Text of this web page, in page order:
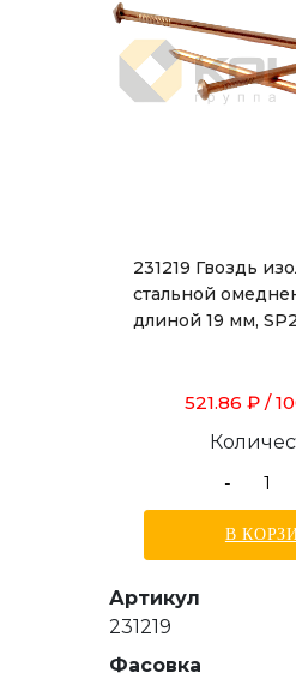
231219 Гвоздь
стальной
длиной 19 мм,
521.86 ₽ /
-
В
Артикул
231219
Фасовка